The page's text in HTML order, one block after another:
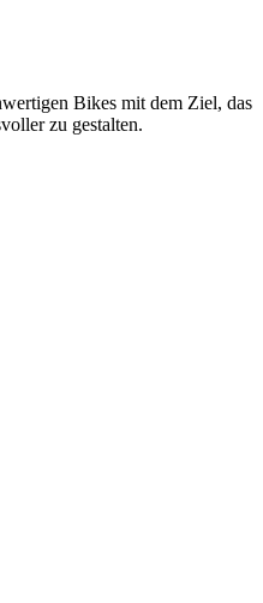
Bikes mit dem Ziel, das
zu gestalten.